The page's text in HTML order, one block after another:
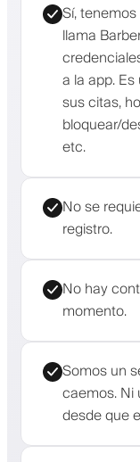
Sí,
llama
a la app.
sus citas,
bloquear/
etc.
No se
registro.
No hay
momento.
Somos un
caemos. Ni
desde que